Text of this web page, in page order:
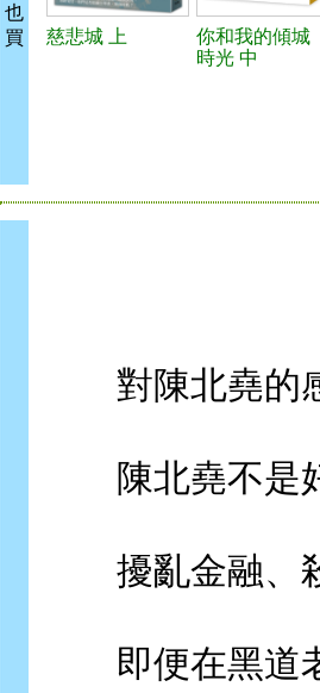
也
買
慈悲城 上
你和我的傾城
時光 中
對陳北堯的感
陳北堯不是
擾亂金融、
即便在黑道老